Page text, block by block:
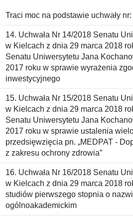
Traci moc na podstawie uchwały nr:
14. Uchwała Nr 14/2018 Senatu
w Kielcach z dnia 29 marca 2018
Senatu Uniwersytetu Jana
2017 roku w sprawie wyrażenia
inwestycyjnego
15. Uchwała Nr 15/2018 Senatu
w Kielcach z dnia 29 marca 2018
Senatu Uniwersytetu Jana
2017 roku w sprawie ustalenia
przedsięwzięcia pn. „MEDPAT -
z zakresu ochrony zdrowia”
16. Uchwała Nr 16/2018 Senatu
w Kielcach z dnia 29 marca 2018
studiów pierwszego stopnia o
ogólnoakademickim